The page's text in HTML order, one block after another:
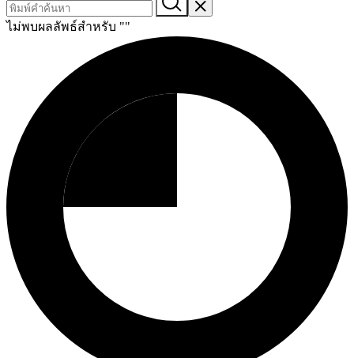
ไม่พบผลลัพธ์สำหรับ ""